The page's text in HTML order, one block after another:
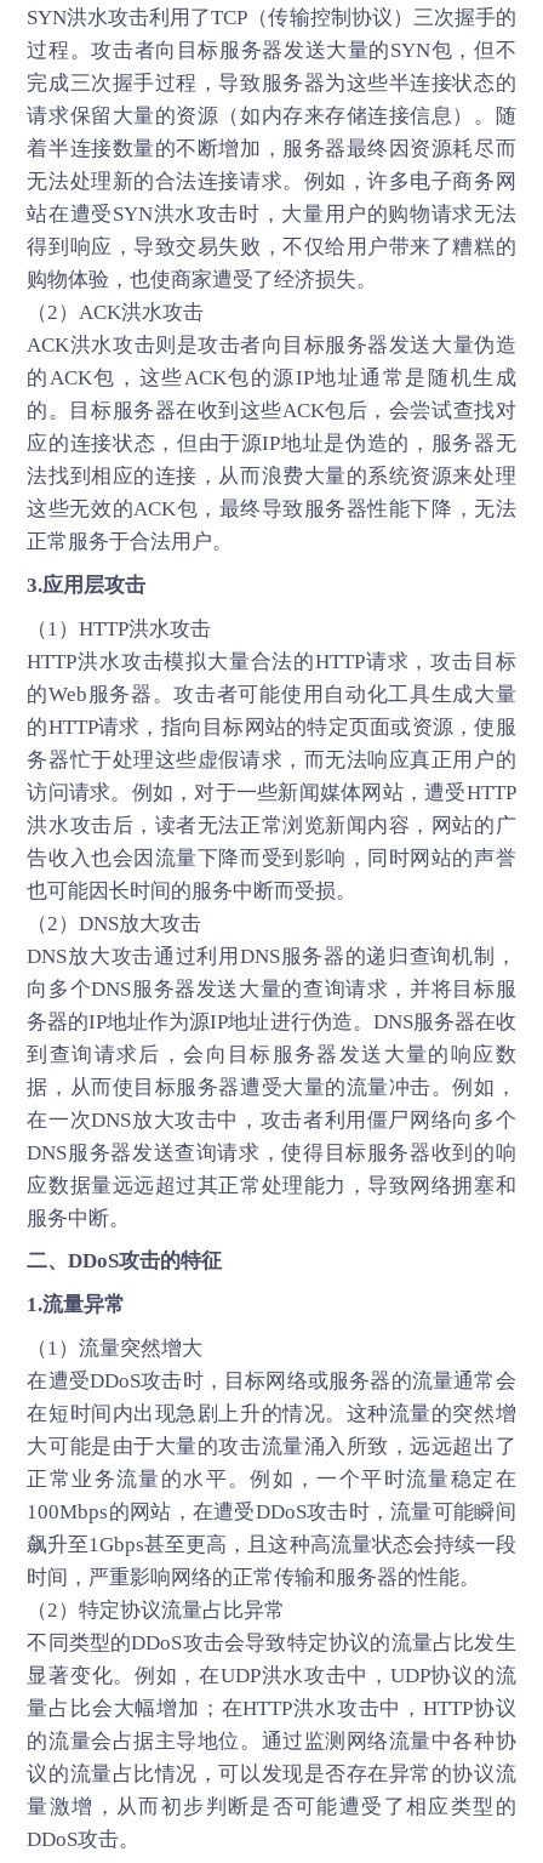
SYN洪水攻击利用了TCP（传输控制协议）三次握手的
过程。攻击者向目标服务器发送大量的SYN包，但不
完成三次握手过程，导致服务器为这些半连接状态的
请求保留大量的资源（如内存来存储连接信息）。随
着半连接数量的不断增加，服务器最终因资源耗尽而
无法处理新的合法连接请求。例如，许多电子商务网
站在遭受SYN洪水攻击时，大量用户的购物请求无法
得到响应，导致交易失败，不仅给用户带来了糟糕的
购物体验，也使商家遭受了经济损失。
（2）ACK洪水攻击
ACK洪水攻击则是攻击者向目标服务器发送大量伪造
的ACK包，这些ACK包的源IP地址通常是随机生成
的。目标服务器在收到这些ACK包后，会尝试查找对
应的连接状态，但由于源IP地址是伪造的，服务器无
法找到相应的连接，从而浪费大量的系统资源来处理
这些无效的ACK包，最终导致服务器性能下降，无法
正常服务于合法用户。
3.应用层攻击
（1）HTTP洪水攻击
HTTP洪水攻击模拟大量合法的HTTP请求，攻击目标
的Web服务器。攻击者可能使用自动化工具生成大量
的HTTP请求，指向目标网站的特定页面或资源，使服
务器忙于处理这些虚假请求，而无法响应真正用户的
访问请求。例如，对于一些新闻媒体网站，遭受HTTP
洪水攻击后，读者无法正常浏览新闻内容，网站的广
告收入也会因流量下降而受到影响，同时网站的声誉
也可能因长时间的服务中断而受损。
（2）DNS放大攻击
DNS放大攻击通过利用DNS服务器的递归查询机制，
向多个DNS服务器发送大量的查询请求，并将目标服
务器的IP地址作为源IP地址进行伪造。DNS服务器在收
到查询请求后，会向目标服务器发送大量的响应数
据，从而使目标服务器遭受大量的流量冲击。例如，
在一次DNS放大攻击中，攻击者利用僵尸网络向多个
DNS服务器发送查询请求，使得目标服务器收到的响
应数据量远远超过其正常处理能力，导致网络拥塞和
服务中断。
二、DDoS攻击的特征
1.流量异常
（1）流量突然增大
在遭受DDoS攻击时，目标网络或服务器的流量通常会
在短时间内出现急剧上升的情况。这种流量的突然增
大可能是由于大量的攻击流量涌入所致，远远超出了
正常业务流量的水平。例如，一个平时流量稳定在
100Mbps的网站，在遭受DDoS攻击时，流量可能瞬间
飙升至1Gbps甚至更高，且这种高流量状态会持续一段
时间，严重影响网络的正常传输和服务器的性能。
（2）特定协议流量占比异常
不同类型的DDoS攻击会导致特定协议的流量占比发生
显著变化。例如，在UDP洪水攻击中，UDP协议的流
量占比会大幅增加；在HTTP洪水攻击中，HTTP协议
的流量会占据主导地位。通过监测网络流量中各种协
议的流量占比情况，可以发现是否存在异常的协议流
量激增，从而初步判断是否可能遭受了相应类型的
DDoS攻击。